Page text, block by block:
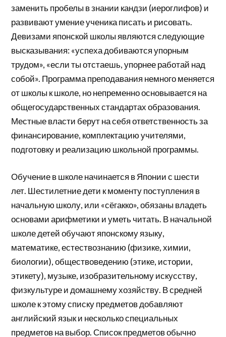
заменить пробелы в знании кандзи (иероглифов) и
развивают умение ученика писать и рисовать.
Девизами японской школы являются следующие
высказывания: «успеха добиваются упорным
трудом», «если ты отстаешь, упорнее работай над
собой». Программа преподавания немного меняется
от школы к школе, но непременно основывается на
общегосударственных стандартах образования.
Местные власти берут на себя ответственность за
финансирование, комплектацию учителями,
подготовку и реализацию школьной программы.
Обучение в школе начинается в Японии с шести
лет. Шестилетние дети к моменту поступления в
начальную школу, или «сёгакко», обязаны владеть
основами арифметики и уметь читать. В начальной
школе детей обучают японскому языку,
математике, естествознанию (физике, химии,
биологии), обществоведению (этике, истории,
этикету), музыке, изобразительному искусству,
физкультуре и домашнему хозяйству. В средней
школе к этому списку предметов добавляют
английский язык и несколько специальных
предметов на выбор. Список предметов обычно